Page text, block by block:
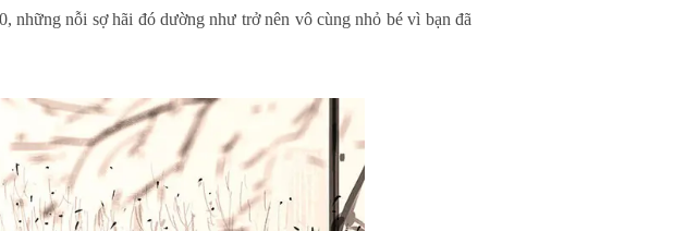
những nỗi sợ hãi đó dường như trở nên vô cùng nhỏ bé vì bạn đã